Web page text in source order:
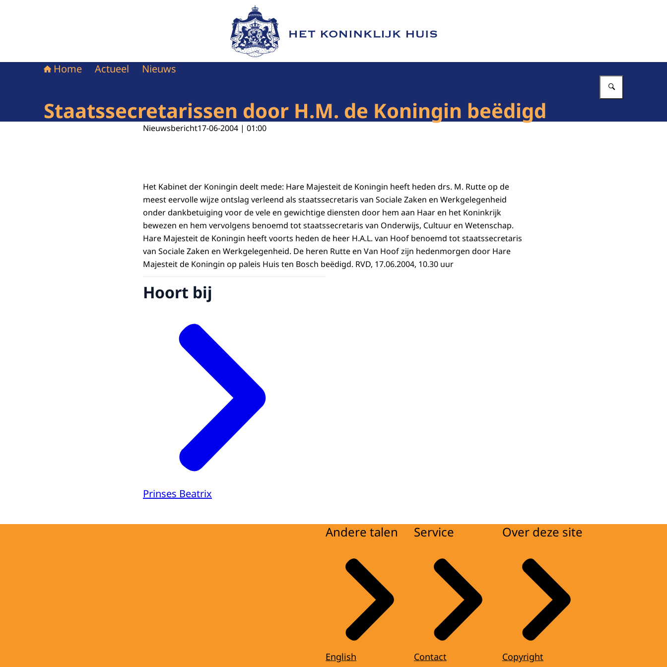
Naar de homepage van Het Koninklijk Huis
Home Actueel Nieuws
Staatssecretarissen door H.M. de Koningin beëdigd
Nieuwsbericht17-06-2004 | 01:00
Het Kabinet der Koningin deelt mede: Hare Majesteit de Koningin heeft heden drs. M. Rutte op de
meest eervolle wijze ontslag verleend als staatssecretaris van Sociale Zaken en Werkgelegenheid
onder dankbetuiging voor de vele en gewichtige diensten door hem aan Haar en het Koninkrijk
bewezen en hem vervolgens benoemd tot staatssecretaris van Onderwijs, Cultuur en Wetenschap.
Hare Majesteit de Koningin heeft voorts heden de heer H.A.L. van Hoof benoemd tot staatssecretaris
van Sociale Zaken en Werkgelegenheid. De heren Rutte en Van Hoof zijn hedenmorgen door Hare
Majesteit de Koningin op paleis Huis ten Bosch beëdigd. RVD, 17.06.2004, 10.30 uur
Hoort bij
Prinses Beatrix
Andere talen
English
Service
Contact
Over deze site
Copyright